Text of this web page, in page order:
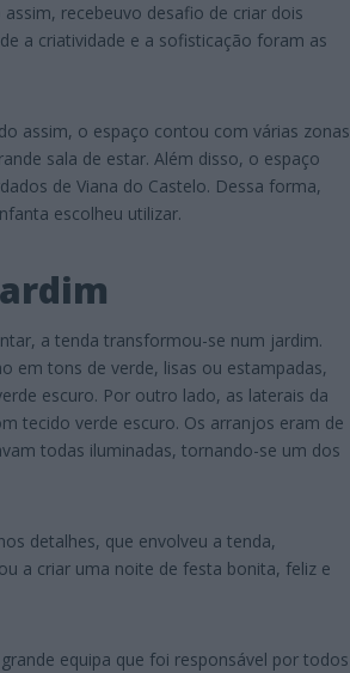
recebeuvo desafio de criar dois
a criatividade e a sofisticação foram as
assim, o espaço contou com várias zonas
sala de estar. Além disso, o espaço
de Viana do Castelo. Dessa forma,
escolheu utilizar.
a tenda transformou-se num jardim.
em tons de verde, lisas ou estampadas,
escuro. Por outro lado, as laterais da
tecido verde escuro. Os arranjos eram de
todas iluminadas, tornando-se um dos
detalhes, que envolveu a tenda,
a criar uma noite de festa bonita, feliz e
equipa que foi responsável por todos